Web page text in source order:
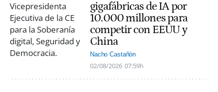
gigafábricas de IA por
10.000 millones para
competir con EEUU y
China
Nacho Castañón
02/08/2026 07:59h